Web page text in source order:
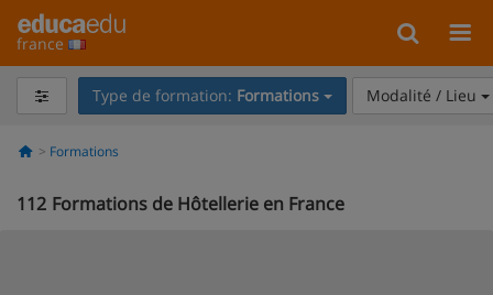
france
Type de formation: Formations Modalité / Lieu
Formations
112 Formations de Hôtellerie en France